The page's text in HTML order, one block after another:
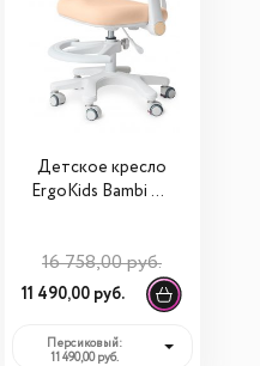
Детское кресло
ErgoKids Bambi Air
16 758,00 руб.
11 490,00 руб.
Персиковый:
11 490,00 руб.